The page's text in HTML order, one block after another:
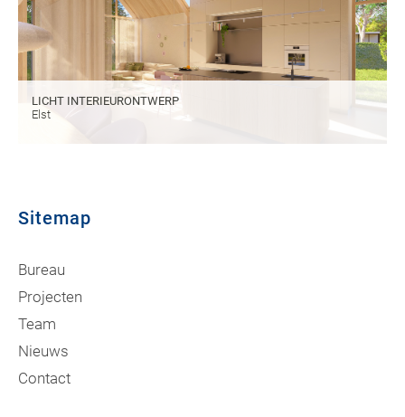
LICHT INTERIEURONTWERP
Elst
Sitemap
Bureau
Projecten
Team
Nieuws
Contact